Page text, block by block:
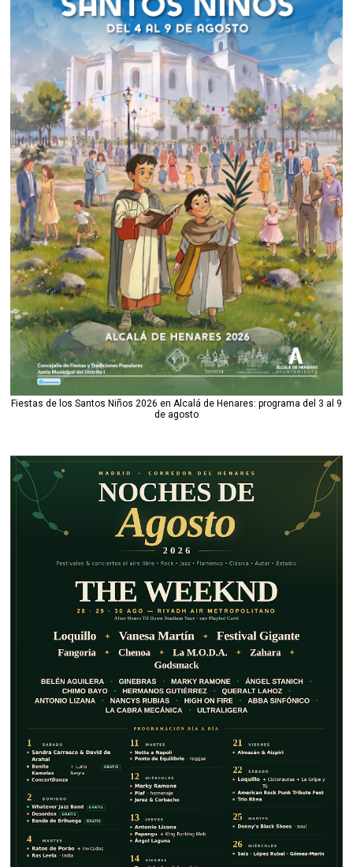
Fiestas de los Santos Niños 2026 en Alcalá de Henares: programa del 3 al 9
de agosto